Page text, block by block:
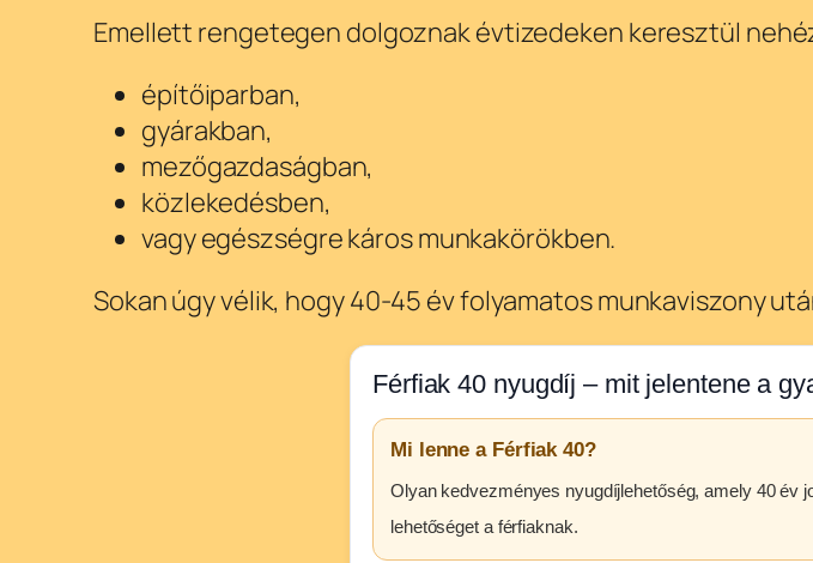
Emellett rengetegen dolgoznak évtizedeken keresztül
építőiparban,
gyárakban,
mezőgazdaságban,
közlekedésben,
vagy egészségre káros munkakörökben.
Sokan úgy vélik, hogy 40-45 év folyamatos munkaviszony
Férfiak 40 nyugdíj – mit jelentene a
Mi lenne a Férfiak 40?
Olyan kedvezményes nyugdíjlehetőség, amely 40 év
lehetőséget a férfiaknak.